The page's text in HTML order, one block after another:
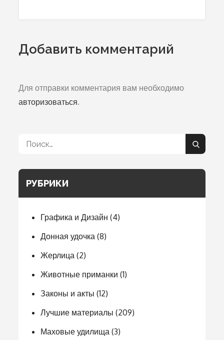
Добавить комментарий
Для отправки комментария вам необходимо
авторизоваться.
Поиск:
Поиск
РУБРИКИ
Графика и Дизайн (4)
Донная удочка (8)
Жерлица (2)
Животные приманки (1)
Законы и акты (12)
Лучшие материалы (209)
Маховые удилища (3)